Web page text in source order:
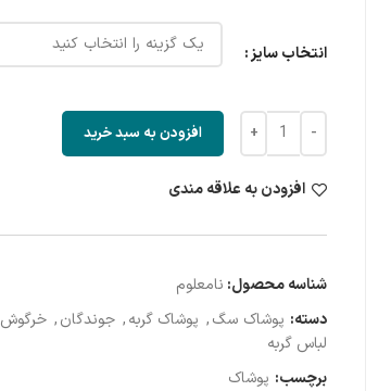
انتخاب سایز
افزودن به سبد خرید
افزودن به علاقه مندی
شناسه محصول: نامعلوم
دسته: پوشاک سگ, پوشاک گربه, جوندگان, خرگوش
لباس گربه
برچسب: پوشاک